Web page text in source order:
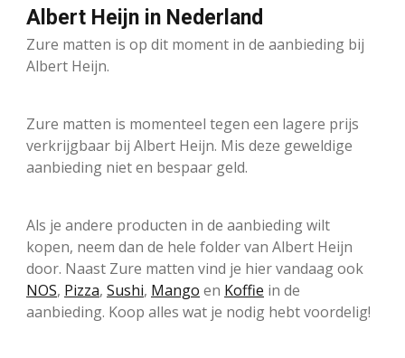
Albert Heijn in Nederland
Zure matten is op dit moment in de aanbieding bij
Albert Heijn.
Zure matten is momenteel tegen een lagere prijs
verkrijgbaar bij Albert Heijn. Mis deze geweldige
aanbieding niet en bespaar geld.
Als je andere producten in de aanbieding wilt
kopen, neem dan de hele folder van Albert Heijn
door. Naast Zure matten vind je hier vandaag ook
NOS, Pizza, Sushi, Mango en Koffie in de
aanbieding. Koop alles wat je nodig hebt voordelig!